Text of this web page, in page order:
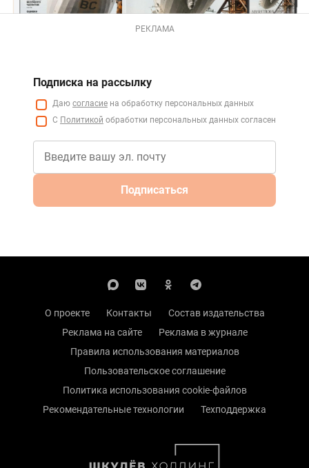
РЕКЛАМА
Подписка на рассылку
Даю согласие на обработку персональных данных
С Политикой обработки персональных данных согласен
Подписаться
О проекте Контакты
Состав издательства
Реклама на сайте
Реклама в журнале
Правила использования материалов
Пользовательское соглашение
Политика использования cookie-файлов
Рекомендательные технологии
Техподдержка